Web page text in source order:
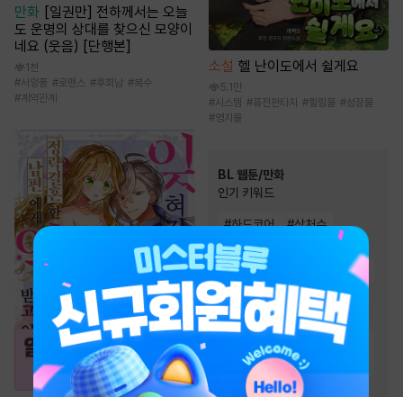
만화
[일권만] 전하께서는 오늘
도 운명의 상대를 찾으신 모양이
네요 (웃음) [단행본]
1천
#서양풍 #로맨스 #후회남 #복수
# 계약관계
소설 헬 난이도에서 쉴게요
5.1만
#시스템 #퓨전판타지 #힐링물 #성장물
#영지물
BL 웹툰/만화
인기 키워드
#하드코어 #상처수
#미인수
#연하공
집착공
# 다정공 # 연상수 #친구
#친구>연인 #츤데레수
미남공 # 능글공 #절륜공
다정수 #대형견공
짝사랑